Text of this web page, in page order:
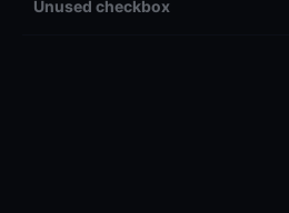
Unused checkbox